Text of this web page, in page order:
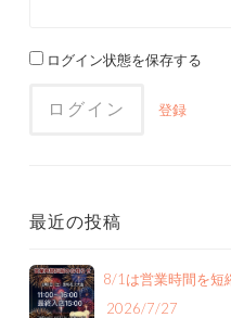
ログイン状態を保存する
登録
最近の投稿
8/1は営業時間を短
2026/7/27